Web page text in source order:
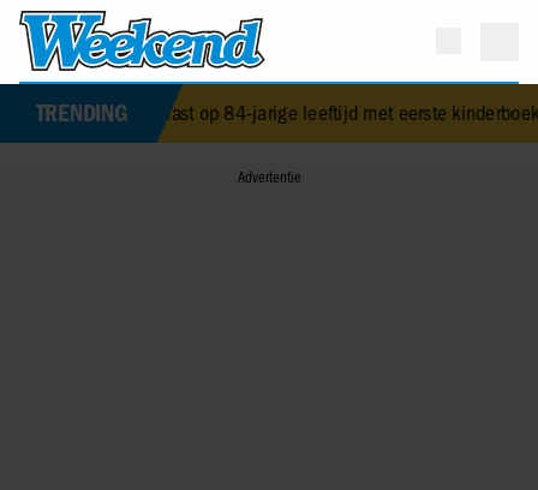
TRENDING
Streisand verrast op 84-jarige leeftijd met eerste kinderboek